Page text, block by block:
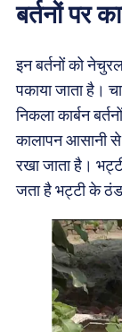
बर्तनों पर
इन बर्तनों को
पकाया जाता है।
निकला कार्बन
कालापन आसानी
रखा जाता है।
जता है भट्टी के